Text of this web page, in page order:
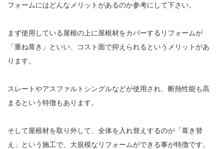
フォームにはどんなメリットがあるのか参考にして下さい。
まず使用している屋根の上に屋根材をカバーするリフォームが
「重ね葺き」といい、コスト面で抑えられるというメリットがあ
ります。
スレートやアスファルトシングルなどが使用され、断熱性能も高
まるという特徴もあります。
そして屋根材を取り外して、全体を入れ替えするのが「葺き替
え」という施工で、大規模なリフォームができる事が特徴です。